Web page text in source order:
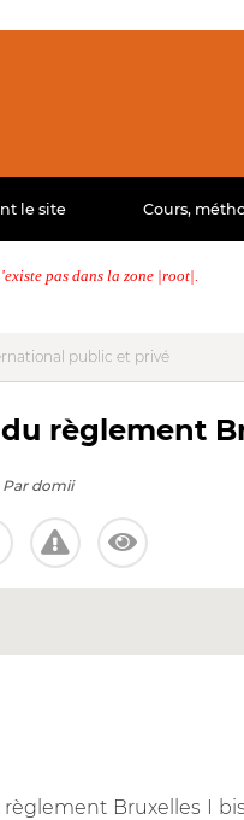
le site Cours,
pas dans la zone |root|.
public et privé
règlement
Par domii
règlement Bruxelles I